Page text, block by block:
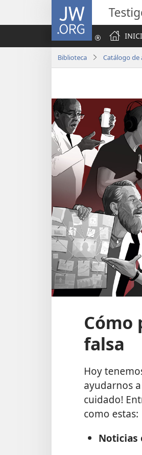
JW.ORG
Biblioteca Catálogo de
Cómo
falsa
Hoy
ayudarnos
cuidado!
como estas:
Noticias